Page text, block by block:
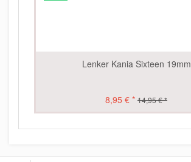
Lenker Kania Sixteen 19mm
8,95 € * 14,95 € *